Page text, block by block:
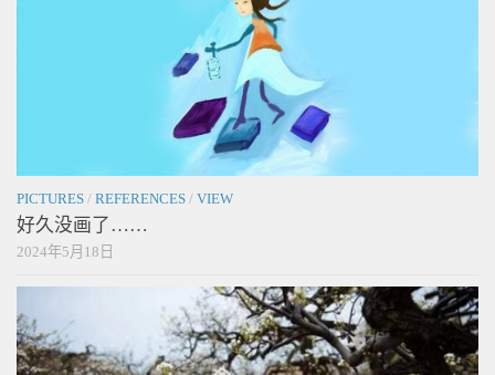
PICTURES / REFERENCES / VIEW
好久没画了……
2024年5月18日